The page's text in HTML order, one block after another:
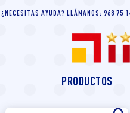
¿NECESITAS AYUDA? LLÁMANOS: 968 75
PRODUCTOS